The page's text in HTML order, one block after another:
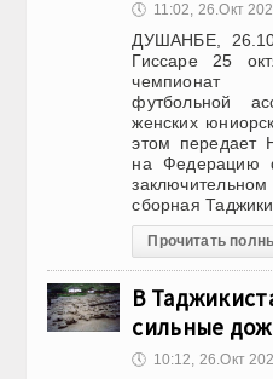
🕔 11:02, 26.Окт
ДУШАНБЕ,
Гиссаре 25
чемпионат
футбольной
женских
этом передает
на Федерацию
сборная
Прочитать
В
сильные
🕔 10:12, 26.Окт